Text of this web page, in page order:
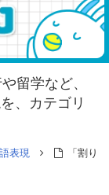
留学など、
、 カテゴリ
表現
「割り